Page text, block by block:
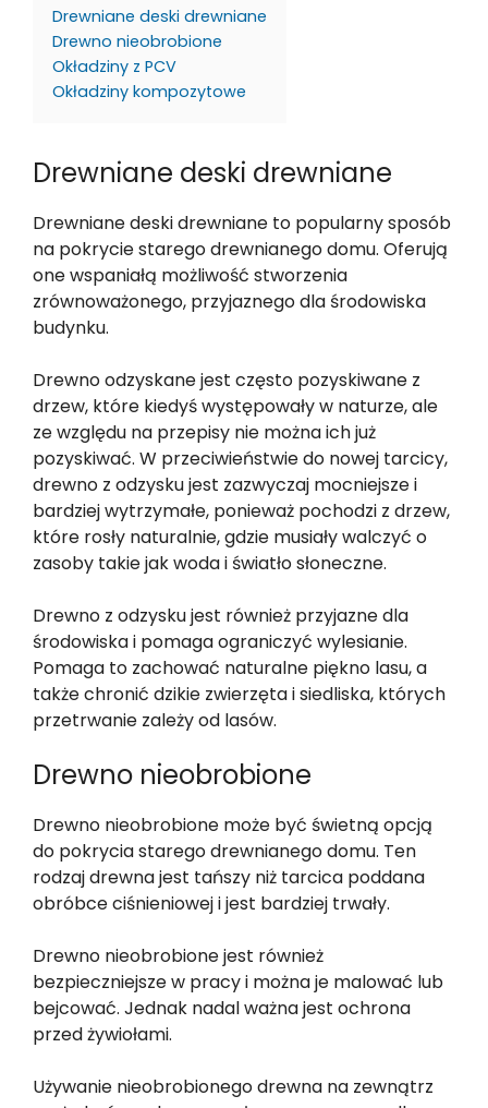
Drewniane deski drewniane
Drewno nieobrobione
Okładziny z PCV
Okładziny kompozytowe
Drewniane deski drewniane
Drewniane deski drewniane to popularny sposób
na pokrycie starego drewnianego domu. Oferują
one wspaniałą możliwość stworzenia
zrównoważonego, przyjaznego dla środowiska
budynku.
Drewno odzyskane jest często pozyskiwane z
drzew, które kiedyś występowały w naturze, ale
ze względu na przepisy nie można ich już
pozyskiwać. W przeciwieństwie do nowej tarcicy,
drewno z odzysku jest zazwyczaj mocniejsze i
bardziej wytrzymałe, ponieważ pochodzi z drzew,
które rosły naturalnie, gdzie musiały walczyć o
zasoby takie jak woda i światło słoneczne.
Drewno z odzysku jest również przyjazne dla
środowiska i pomaga ograniczyć wylesianie.
Pomaga to zachować naturalne piękno lasu, a
także chronić dzikie zwierzęta i siedliska, których
przetrwanie zależy od lasów.
Drewno nieobrobione
Drewno nieobrobione może być świetną opcją
do pokrycia starego drewnianego domu. Ten
rodzaj drewna jest tańszy niż tarcica poddana
obróbce ciśnieniowej i jest bardziej trwały.
Drewno nieobrobione jest również
bezpieczniejsze w pracy i można je malować lub
bejcować. Jednak nadal ważna jest ochrona
przed żywiołami.
Używanie nieobrobionego drewna na zewnątrz